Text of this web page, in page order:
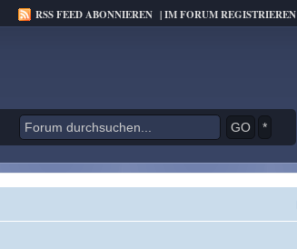
RSS FEED ABONNIEREN |IM FORUM REGISTRIEREN
*